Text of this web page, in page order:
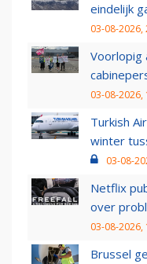
eindelijk
03-08-2026,
Voorlopig
03-08-2026,
Turkish
winter
03-08-
Netflix
over
03-08-2026,
Brussel